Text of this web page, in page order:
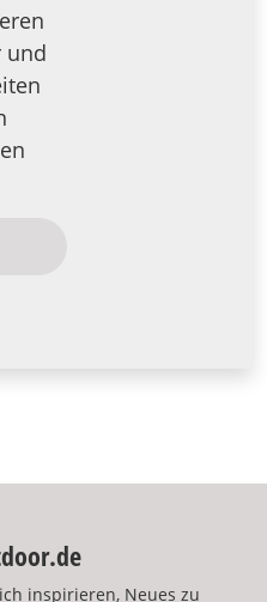
und
inspirieren, Neues zu